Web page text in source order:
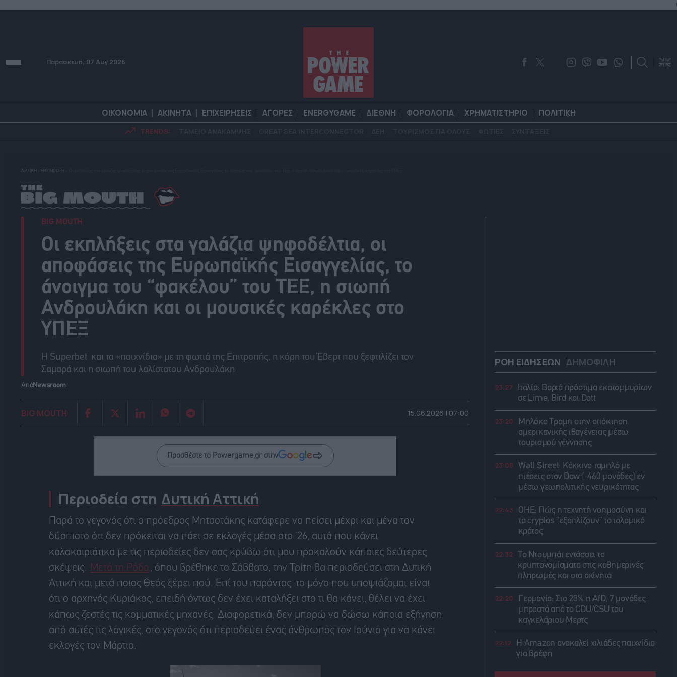
Παρασκευή, 07 Αυγ 2026
ΟΙΚΟΝΟΜΙΑ ΑΚΙΝΗΤΑ ΕΠΙΧΕΙΡΗΣΕΙΣ ΑΓΟΡΕΣ ENERGYGAME ΔΙΕΘΝΗ ΦΟΡΟΛΟΓΙΑ ΧΡΗΜΑΤΙΣΤΗΡΙΟ ΠΟΛΙΤΙΚΗ
TRENDS:
ΑΡΧΙΚΗ BIG MOUTH
BIG MOUTH
Οι εκπλήξεις στα γαλάζια ψηφοδέλτια, οι
αποφάσεις της Ευρωπαϊκής Εισαγγελίας, το
άνοιγμα του “φακέλου” του ΤΕΕ, η σιωπή
Ανδρουλάκη και οι μουσικές καρέκλες στο
ΥΠΕΞ
Η Superbet και τα «παιχνίδια» με τη φωτιά της Επιτροπής, η κόρη του Έβερτ που ξεφτιλίζει τον
Σαμαρά και η σιωπή του λαλίστατου Ανδρουλάκη
ΑπόNewsroom
BIG MOUTH 15.06.2026 | 07:00
Προσθέστε το Powergame.gr στην
Περιοδεία στη Δυτική Αττική
Παρά το γεγονός ότι ο πρόεδρος Μητσοτάκης κατάφερε να πείσει μέχρι και μένα τον
δύσπιστο ότι δεν πρόκειται να πάει σε εκλογές μέσα στο ‘26, αυτά που κάνει
καλοκαιριάτικα με τις περιοδείες δεν σας κρύβω ότι μου προκαλούν κάποιες δεύτερες
σκέψεις.
Μετά τη Ρόδο
, όπου βρέθηκε το Σάββατο, την Τρίτη θα περιοδεύσει στη Δυτική
Αττική και μετά ποιος Θεός ξέρει πού. Επί του παρόντος το μόνο που υποψιάζομαι είναι
ότι ο αρχηγός Κυριάκος, επειδή όντως δεν έχει καταλήξει στο τι θα κάνει, θέλει να έχει
κάπως ζεστές τις κομματικές μηχανές. Διαφορετικά, δεν μπορώ να δώσω κάποια εξήγηση
από αυτές τις λογικές, στο γεγονός ότι περιοδεύει ένας άνθρωπος τον Ιούνιο για να κάνει
εκλογές τον Μάρτιο.
ΡΟΗ ΕΙΔΗΣΕΩΝ ΔΗΜΟΦΙΛΗ
23:27
Ιταλία: Βαριά πρόστιμα εκατομμυρίων
σε Lime, Bird και Dott
23:20
Μπλόκο Τραμπ στην απόκτηση
αμερικανικής ιθαγένειας μέσω
τουρισμού γέννησης
23:08
Wall Street: Κόκκινο ταμπλό με
πιέσεις στον Dow (-460 μονάδες) εν
μέσω γεωπολιτικής νευρικότητας
22:43
ΟΗΕ: Πώς η τεχνητή νοημοσύνη και
τα cryptos “εξοπλίζουν” το ισλαμικό
κράτος
22:32
Το Ντουμπάι εντάσσει τα
κρυπτονομίσματα στις καθημερινές
πληρωμές και στα ακίνητα
22:20
Γερμανία: Στο 28% η AfD, 7 μονάδες
μπροστά από το CDU/CSU του
καγκελάριου Μερτς
22:12
Η Amazon ανακαλεί χιλιάδες παιχνίδια
για βρέφη